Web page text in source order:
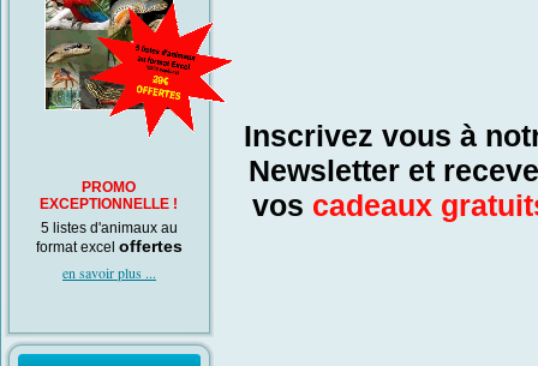
PROMO
EXCEPTIONNELLE !
5 listes d'animaux au
format excel offertes
en savoir plus ...
Inscrivez vous à
Newsletter et
vos cadeaux